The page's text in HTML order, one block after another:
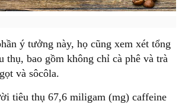
ý tưởng này, họ cũng xem xét tổng
thụ, bao gồm không chỉ cà phê và trà
và sôcôla.
tiêu thụ 67,6 miligam (mg) caffeine